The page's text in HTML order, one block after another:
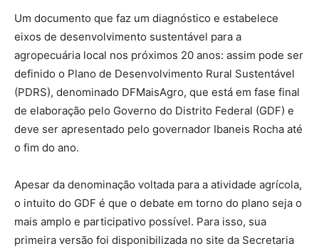
Um documento que faz um diagnóstico e estabelece
eixos de desenvolvimento sustentável para a
agropecuária local nos próximos 20 anos: assim pode ser
definido o Plano de Desenvolvimento Rural Sustentável
(PDRS), denominado DFMaisAgro, que está em fase final
de elaboração pelo Governo do Distrito Federal (GDF) e
deve ser apresentado pelo governador Ibaneis Rocha até
o fim do ano.
Apesar da denominação voltada para a atividade agrícola,
o intuito do GDF é que o debate em torno do plano seja o
mais amplo e participativo possível. Para isso, sua
primeira versão foi disponibilizada no site da Secretaria